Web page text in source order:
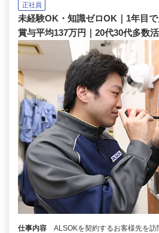
正社員
未経験OK・知識ゼロOK｜1年目で
賞与平均137万円｜20代30代多数活
仕事内容
ALSOKを契約するお客様先を